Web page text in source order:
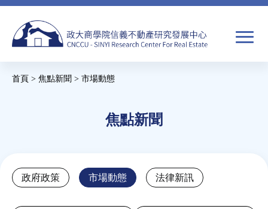
Jump
navigation
搜
焦點新聞
首頁 > 焦點新聞 > 市場動態
焦點新聞
Back
to
政府政策 市場動態 法律新訊